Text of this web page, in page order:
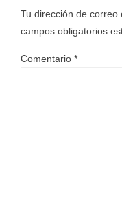
Tu dirección de correo
campos obligatorios
Comentario *